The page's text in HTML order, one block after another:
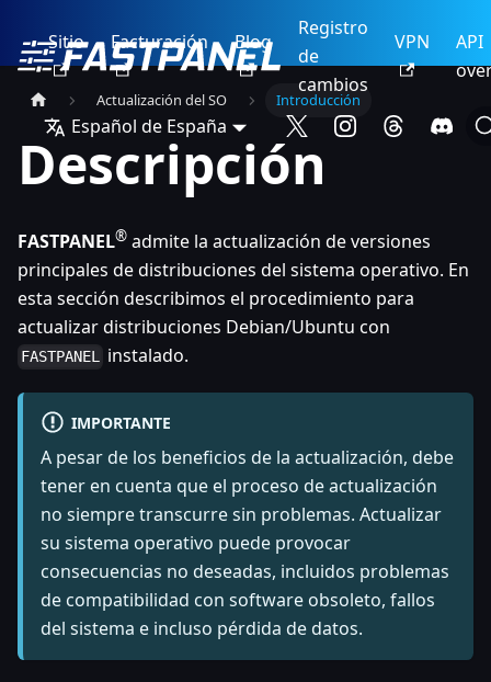
Sitio Facturación Blog
Registro
de
cambios
VPN
API
Español de España
Actualización del SO Introducción
Descripción
FASTPANEL® admite la actualización de versiones
principales de distribuciones del sistema operativo. En
esta sección describimos el procedimiento para
actualizar distribuciones Debian/Ubuntu con
FASTPANEL instalado.
IMPORTANTE
A pesar de los beneficios de la actualización, debe
tener en cuenta que el proceso de actualización
no siempre transcurre sin problemas. Actualizar
su sistema operativo puede provocar
consecuencias no deseadas, incluidos problemas
de compatibilidad con software obsoleto, fallos
del sistema e incluso pérdida de datos.